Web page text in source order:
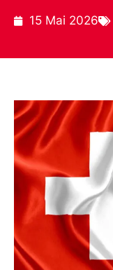
15 Mai 2026